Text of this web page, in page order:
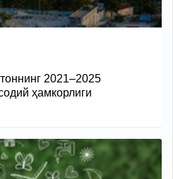
2021–2025
ҳамкорлиги